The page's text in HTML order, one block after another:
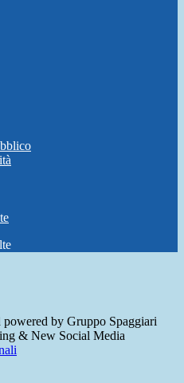
by Gruppo Spaggiari
& New Social Media